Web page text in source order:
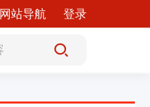
网站导航 登录